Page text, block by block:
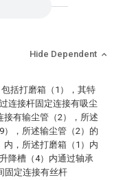
Hide Dependent
括打磨箱（1），其特
连接杆固定连接有吸尘
有输尘管（2），所述
，所述输尘管（2）的
内，所述打磨箱（1）内
降槽（4）内通过轴承
固定连接有丝杆